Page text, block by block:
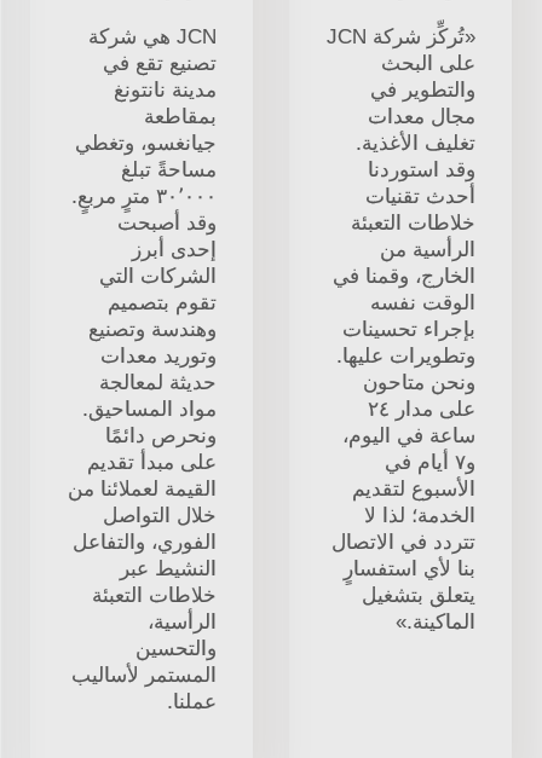
«تُركِّز شركة JCN
على البحث
والتطوير في
مجال معدات
تغليف الأغذية.
وقد استوردنا
أحدث تقنيات
خلاطات التعبئة
الرأسية من
الخارج، وقمنا في
الوقت نفسه
بإجراء تحسينات
وتطويرات عليها.
ونحن متاحون
على مدار ٢٤
ساعة في اليوم،
و٧ أيام في
الأسبوع لتقديم
الخدمة؛ لذا لا
تتردد في الاتصال
بنا لأي استفسارٍ
يتعلق بتشغيل
الماكينة.»
JCN هي شركة
تصنيع تقع في
مدينة نانتونغ
بمقاطعة
جيانغسو، وتغطي
مساحةً تبلغ
٣٠٬٠٠٠ مترٍ مربعٍ.
وقد أصبحت
إحدى أبرز
الشركات التي
تقوم بتصميم
وهندسة وتصنيع
وتوريد معدات
حديثة لمعالجة
مواد المساحيق.
ونحرص دائمًا
على مبدأ تقديم
القيمة لعملائنا من
خلال التواصل
الفوري، والتفاعل
النشيط عبر
خلاطات التعبئة
الرأسية،
والتحسين
المستمر لأساليب
عملنا.